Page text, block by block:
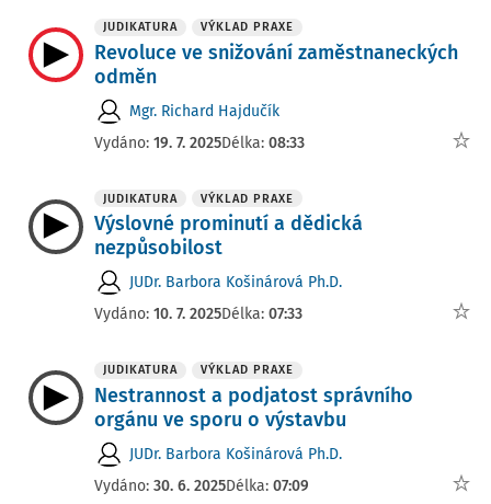
JUDIKATURA VÝKLAD PRAXE
Revoluce ve snižování zaměstnaneckých
odměn
Mgr. Richard Hajdučík
Vydáno: 19. 7. 2025Délka: 08:33
JUDIKATURA VÝKLAD PRAXE
Výslovné prominutí a dědická
nezpůsobilost
JUDr. Barbora Košinárová Ph.D.
Vydáno: 10. 7. 2025Délka: 07:33
JUDIKATURA VÝKLAD PRAXE
Nestrannost a podjatost správního
orgánu ve sporu o výstavbu
JUDr. Barbora Košinárová Ph.D.
Vydáno: 30. 6. 2025Délka: 07:09